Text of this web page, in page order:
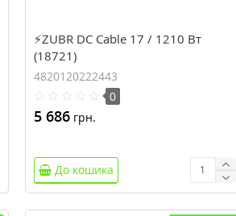
⚡ZUBR DC Cable 17 / 1210 Вт
(18721)
4820120222443
0
5 686 грн.
До кошика